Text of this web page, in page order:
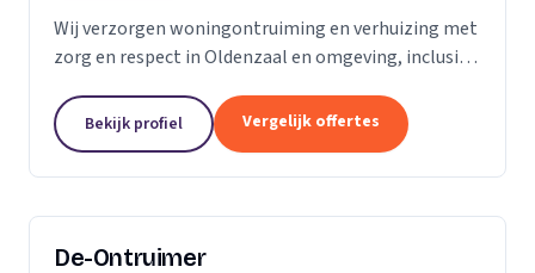
Wij verzorgen woningontruiming en verhuizing met
zorg en respect in Oldenzaal en omgeving, inclusief
Bekijk profiel Vergelijk offertes
De-Ontruimer